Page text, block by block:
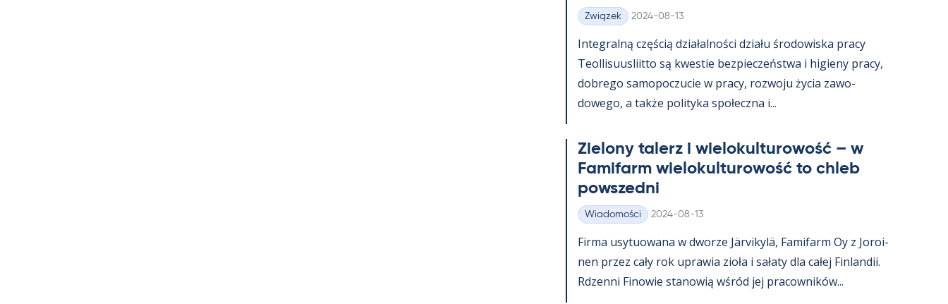
Kategorie
Związek Kirjoitettu
2024-08-13
In­te­gralną częścią działal­ności działu śro­dowiska pracy
Teol­li­suus­liitto są kwes­tie bez­pieczeństwa i hi­gieny pracy,
dobrego sa­mo­poczucie w pracy, rozwoju życia zawo­
dowego, a także po­li­tyka społeczna i...
Zie­lony ta­lerz i wie­lo­kul­tu­rowość – w
Fa­mi­farm wie­lo­kul­tu­rowość to ch­leb
powszedni
Kategorie
Wiadomości Kirjoitettu
2024-08-13
Firma usy­tuowana w dworze Jär­vi­kylä, Fa­mi­farm Oy z Jo­roi­
nen przez cały rok uprawia zioła i sałaty dla całej Fin­lan­dii.
Rdzenni Fi­nowie sta­nowią wśród jej pracow­ników...